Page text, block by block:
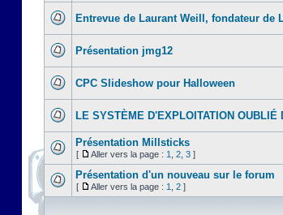
Entrevue de Laurant Weill, fondateur de
Présentation jmg12
CPC Slideshow pour Halloween
LE SYSTÈME D'EXPLOITATION OUBLIÉ
Présentation Millsticks
[ Aller vers la page : 1 2 3 ]
Présentation d'un nouveau sur le forum
[ Aller vers la page : 1 2 ]